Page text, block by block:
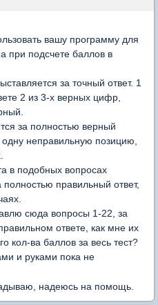
вашу программу для
при подсчете баллов в
за точный ответ. 1
2 из 3-х верных цифр,
за полностью верный
одну неправильную позицию,
в подобных вопросах
правильный ответ,
сюда вопросы 1-22, за
ответе, как мне их
кол-ва баллов за весь тест?
и руками пока не
надеюсь на помощь.